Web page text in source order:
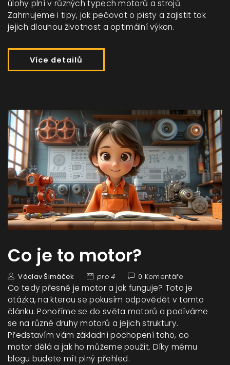
úlohy plní v různých typech motorů a strojů.
Zahrnujeme i tipy, jak pečovat o písty a zajistit tak
jejich dlouhou životnost a optimální výkon.
Více detailů
Co je to motor?
Václav Šimáček pro 4 0 Komentáře
Co tedy přesně je motor a jak funguje? Toto je
otázka, na kterou se pokusím odpovědět v tomto
článku. Ponoříme se do světa motorů a podíváme
se na různé druhy motorů a jejich struktury.
Představím vám základní pochopení toho, co
motor dělá a jak ho můžeme použít. Díky mému
blogu budete mít plný přehled.